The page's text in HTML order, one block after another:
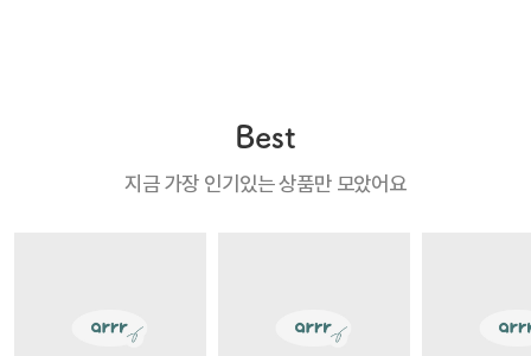
Best
지금 가장 인기있는 상품만 모았어요
강아지 | 고양이